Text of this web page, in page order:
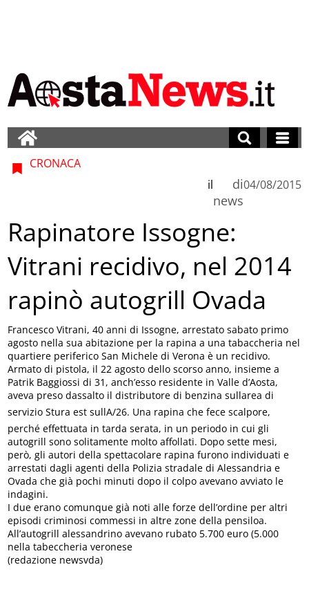
CRONACA
di
news
il 04/08/2015
Rapinatore Issogne:
Vitrani recidivo, nel 2014
rapinò autogrill Ovada
Francesco Vitrani, 40 anni di Issogne, arrestato sabato primo
agosto nella sua abitazione per la rapina a una tabaccheria nel
quartiere periferico San Michele di Verona è un recidivo.
Armato di pistola, il 22 agosto dello scorso anno, insieme a
Patrik Baggiossi di 31, anch’esso residente in Valle d’Aosta,
aveva preso dassalto il distributore di benzina sullarea di
servizio Stura est sullA/26. Una rapina che fece scalpore,
perché effettuata in tarda serata, in un periodo in cui gli
autogrill sono solitamente molto affollati. Dopo sette mesi,
però, gli autori della spettacolare rapina furono individuati e
arrestati dagli agenti della Polizia stradale di Alessandria e
Ovada che già pochi minuti dopo il colpo avevano avviato le
indagini.
I due erano comunque già noti alle forze dell’ordine per altri
episodi criminosi commessi in altre zone della pensiloa.
All’autogrill alessandrino avevano rubato 5.700 euro (5.000
nella tabeccheria veronese
(redazione newsvda)